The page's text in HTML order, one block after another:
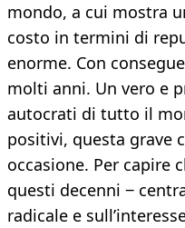
mondo, a cui mostra
costo in termini di
enorme. Con
molti anni. Un vero e
autocrati di tutto il
positivi, questa grave
occasione. Per capire
questi decenni ‒
radicale e